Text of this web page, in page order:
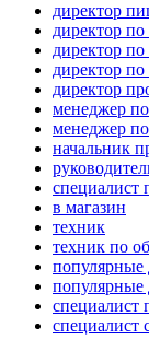
директор
директор
директор
директор
директор
менеджер
менеджер
начальник
специалист
в магазин
техник
техник по
специалист
специалист